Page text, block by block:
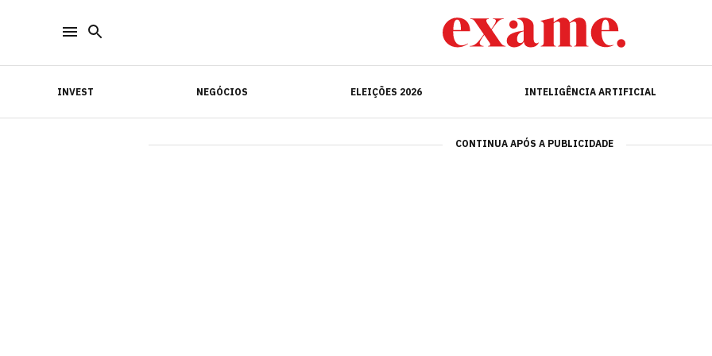
INVEST NEGÓCIOS ELEIÇÕES 2026 INTELIGÊNCIA ARTIFICIAL
INVEST INTELIGÊNCIA ARTIFICIAL
CONTINUA APÓS A PUBLICIDADE